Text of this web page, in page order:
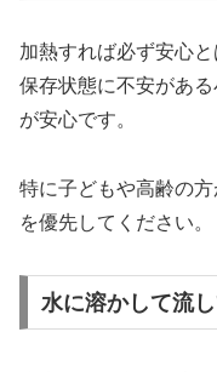
加熱すれば必ず安心
保存状態に不安があ
が安心です。
特に子どもや高齢の
を優先してください。
水に溶かして流